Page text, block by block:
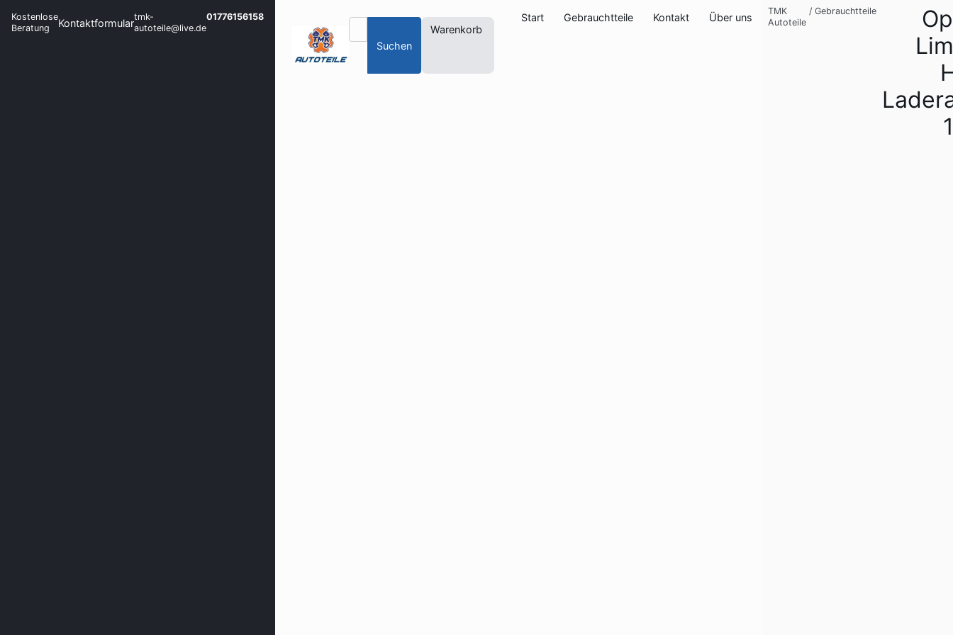
Kostenlose
Beratung
Kontaktformulartmk-
autoteile@live.de
01776156158
Suchen
Warenkorb
Start Gebrauchtteile Kontakt Über uns
TMK
Autoteile
/ Gebrauchtteile